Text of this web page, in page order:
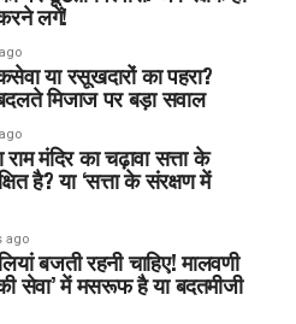
लगें!
या रसूखदारों का पहरा?
मिजाज पर बड़ा सवाल
मंदिर का चढ़ावा सत्ता के
है? या ‘सत्ता के संरक्षण में
ago
बजती रहनी चाहिए! मालवणी
सेवा’ में मसरूफ है या बदतमीजी